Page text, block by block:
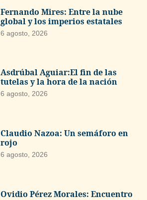
Fernando Mires: Entre la nube
global y los imperios estatales
6 agosto, 2026
Asdrúbal Aguiar:El fin de las
tutelas y la hora de la nación
6 agosto, 2026
Claudio Nazoa: Un semáforo en
rojo
6 agosto, 2026
Ovidio Pérez Morales: Encuentro